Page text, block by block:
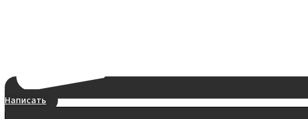
Написать